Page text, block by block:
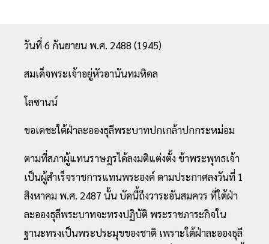
วันที่ 6 กันยายน พ.ศ. 2488 (1945)
สมเด็จพระเจ้าอยู่หัวอานันทมหิดล
โลซานน์
ขอเดชะใต้ฝ่าละอองธุลีพระบาทปกเกล้าปกกระหม่อม
ตามที่สภาผู้แทนราษฎรได้ลงมติแต่งตั้ง ข้าพระพุทธเจ้า
เป็นผู้สำเร็จราชการแทนพระองค์ ตามประกาศลงวันที่ 1
สิงหาคม พ.ศ. 2487 นั้น บัดนี้ถึงวาระอันสมควร ที่ใต้ฝ่า
ละอองธุลีพระบาทจะทรงปฏิบัติ พระราชภาระกิจใน
ฐานะทรงเป็นพระประมุขของชาติ เพราะใต้ฝ่าละอองธุลี